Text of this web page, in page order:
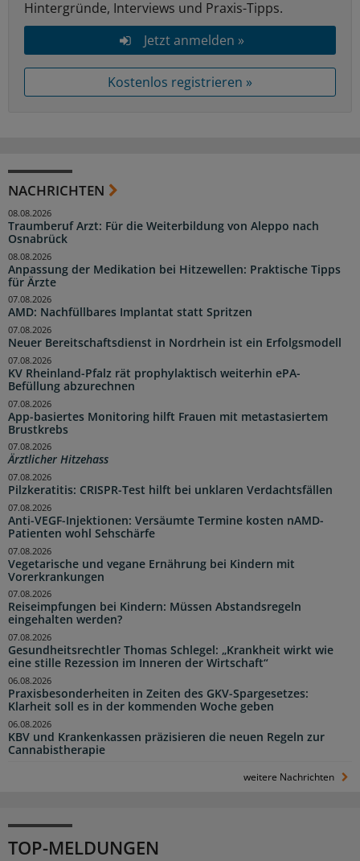
Hintergründe, Interviews und Praxis-Tipps.
Jetzt anmelden »
Kostenlos registrieren »
NACHRICHTEN
Traumberuf Arzt: Für die Weiterbildung von Aleppo nach
Osnabrück
08.08.2026
Anpassung der Medikation bei Hitzewellen: Praktische Tipps
für Ärzte
08.08.2026
AMD: Nachfüllbares Implantat statt Spritzen
07.08.2026
Neuer Bereitschaftsdienst in Nordrhein ist ein Erfolgsmodell
07.08.2026
KV Rheinland-Pfalz rät prophylaktisch weiterhin ePA-
Befüllung abzurechnen
07.08.2026
App-basiertes Monitoring hilft Frauen mit metastasiertem
Brustkrebs
07.08.2026
Ärztlicher Hitzehass
07.08.2026
Pilzkeratitis: CRISPR-Test hilft bei unklaren Verdachtsfällen
07.08.2026
Anti-VEGF-Injektionen: Versäumte Termine kosten nAMD-
Patienten wohl Sehschärfe
07.08.2026
Vegetarische und vegane Ernährung bei Kindern mit
Vorerkrankungen
07.08.2026
Reiseimpfungen bei Kindern: Müssen Abstandsregeln
eingehalten werden?
07.08.2026
Gesundheitsrechtler Thomas Schlegel: „Krankheit wirkt wie
eine stille Rezession im Inneren der Wirtschaft“
07.08.2026
Praxisbesonderheiten in Zeiten des GKV-Spargesetzes:
Klarheit soll es in der kommenden Woche geben
06.08.2026
KBV und Krankenkassen präzisieren die neuen Regeln zur
Cannabistherapie
06.08.2026
weitere Nachrichten
TOP-MELDUNGEN